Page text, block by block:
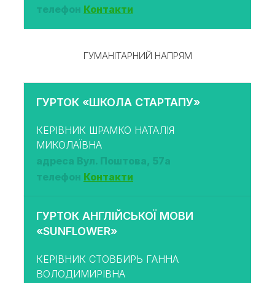
телефон Контакти
ГУМАНІТАРНИЙ НАПРЯМ
ГУРТОК «ШКОЛА СТАРТАПУ»
КЕРІВНИК ШРАМКО НАТАЛІЯ
МИКОЛАЇВНА
адреса Вул. Поштова, 57а
телефон Контакти
ГУРТОК АНГЛІЙСЬКОЇ МОВИ
«SUNFLOWER»
КЕРІВНИК СТОВБИРЬ ГАННА
ВОЛОДИМИРІВНА